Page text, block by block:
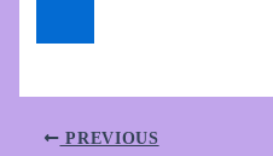
PREVIOUS